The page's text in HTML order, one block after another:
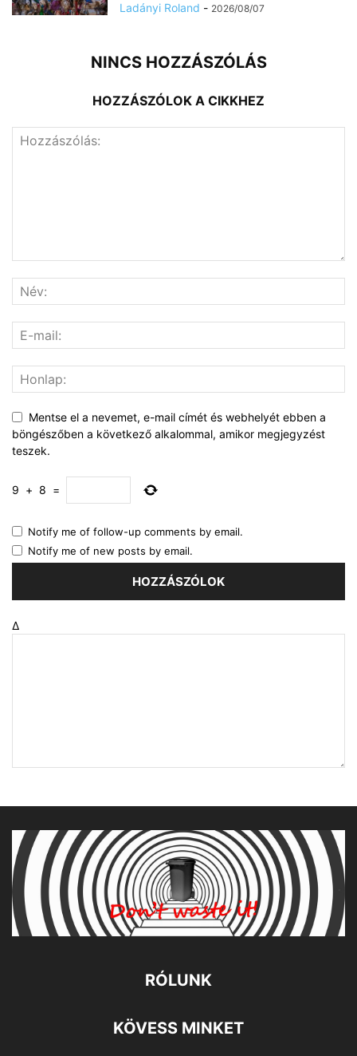
Ladányi Roland - 2026/08/07
NINCS HOZZÁSZÓLÁS
HOZZÁSZÓLOK A CIKKHEZ
Mentse el a nevemet, e-mail címét és webhelyét ebben a
böngészőben a következő alkalommal, amikor megjegyzést
teszek.
9 + 8 =
Notify me of follow-up comments by email.
Notify me of new posts by email.
Δ
RÓLUNK
KÖVESS MINKET